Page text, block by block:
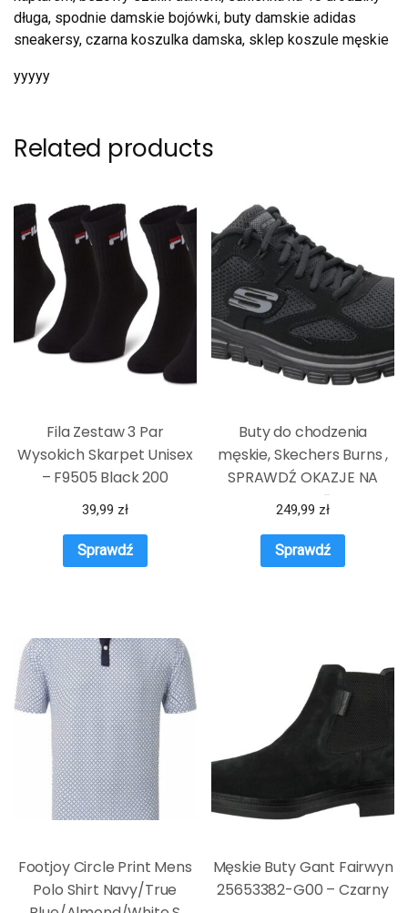
długa, spodnie damskie bojówki, buty damskie adidas
sneakersy, czarna koszulka damska, sklep koszule męskie
yyyyy
Related products
Fila Zestaw 3 Par
Wysokich Skarpet Unisex
– F9505 Black 200
39,99 zł
Sprawdź
Buty do chodzenia
męskie, Skechers Burns ,
SPRAWDŹ OKAZJE NA
WIOSNĘ
249,99 zł
Sprawdź
Footjoy Circle Print Mens
Polo Shirt Navy/True
Męskie Buty Gant Fairwyn
25653382-G00 – Czarny